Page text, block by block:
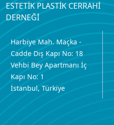
ESTETİK PLASTİK CERRAHİ
DERNEĞİ
Harbiye Mah. Maçka -
Cadde Dış Kapı No: 18
Vehbi Bey Apartmanı İç
Kapı No: 1
İstanbul, Türkiye